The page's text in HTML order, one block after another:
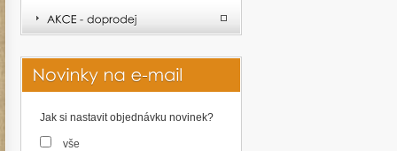
Jak si nastavit objednávku novinek?
vše